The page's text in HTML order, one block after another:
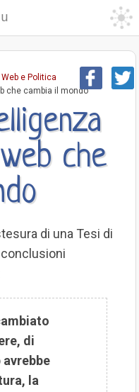
Web e Politica
che cambia il mondo
che
di una Tesi di
di
la